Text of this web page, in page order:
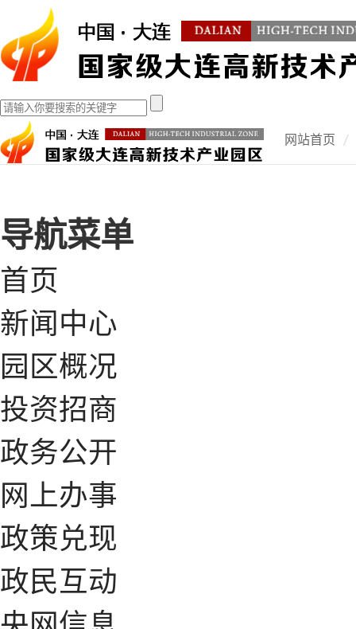
网站首页
导航菜单
首页
新闻中心
园区概况
投资招商
政务公开
网上办事
政策兑现
政民互动